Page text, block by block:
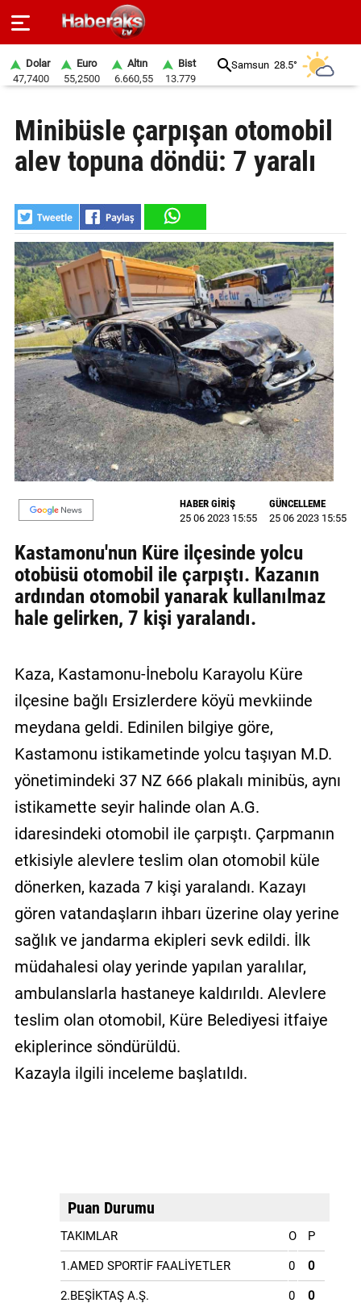
SPOR
YAŞAM
EKONOMİ
BELEDİYELER
SAĞLIK
SİYASET
EĞİTİM
GALERİ
VİDEO
YAZARLAR
BİZE
ULAŞIN
İletişim
Gizlilik
Sözleşmesi
Sözleşmesi
Dolar
47,7400
Euro
55,2500
Altın
6.660,55
Bist
13.779
Samsun 28.5°
Minibüsle çarpışan otomobil
alev topuna döndü: 7 yaralı
HABER GİRİŞ
25 06 2023 15:55
GÜNCELLEME
25 06 2023 15:55
Kastamonu'nun Küre ilçesinde yolcu
otobüsü otomobil ile çarpıştı. Kazanın
ardından otomobil yanarak kullanılmaz
hale gelirken, 7 kişi yaralandı.
Kaza, Kastamonu-İnebolu Karayolu Küre
ilçesine bağlı Ersizlerdere köyü mevkiinde
meydana geldi. Edinilen bilgiye göre,
Kastamonu istikametinde yolcu taşıyan M.D.
yönetimindeki 37 NZ 666 plakalı minibüs, aynı
istikamette seyir halinde olan A.G.
idaresindeki otomobil ile çarpıştı. Çarpmanın
etkisiyle alevlere teslim olan otomobil küle
dönerken, kazada 7 kişi yaralandı. Kazayı
gören vatandaşların ihbarı üzerine olay yerine
sağlık ve jandarma ekipleri sevk edildi. İlk
müdahalesi olay yerinde yapılan yaralılar,
ambulanslarla hastaneye kaldırıldı. Alevlere
teslim olan otomobil, Küre Belediyesi itfaiye
ekiplerince söndürüldü.
Kazayla ilgili inceleme başlatıldı.
Puan Durumu
TAKIMLAR O P
1.AMED SPORTİF FAALİYETLER 0 0
2.BEŞİKTAŞ A.Ş. 0 0